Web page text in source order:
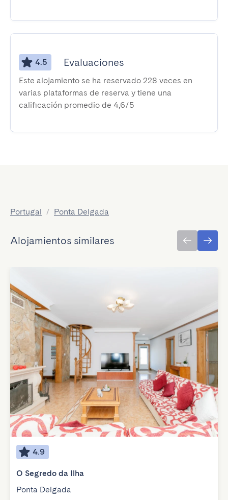
4.5 Evaluaciones
Este alojamiento se ha reservado 228 veces en
varias plataformas de reserva y tiene una
calificación promedio de 4,6/5
Portugal / Ponta Delgada
Alojamientos similares
4.9
O Segredo da Ilha
Ponta Delgada